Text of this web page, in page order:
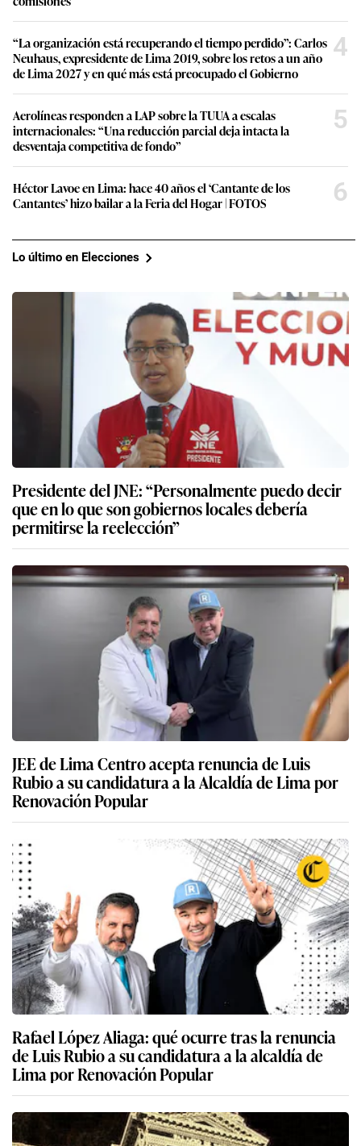
“La organización está recuperando el tiempo perdido”: Carlos
Neuhaus, expresidente de Lima 2019, sobre los retos a un año
de Lima 2027 y en qué más está preocupado el Gobierno
4
Aerolíneas responden a LAP sobre la TUUA a escalas
internacionales: “Una reducción parcial deja intacta la
desventaja competitiva de fondo”
5
Héctor Lavoe en Lima: hace 40 años el ‘Cantante de los
Cantantes’ hizo bailar a la Feria del Hogar | FOTOS
6
Lo último en Elecciones
Presidente del JNE: “Personalmente puedo decir
que en lo que son gobiernos locales debería
permitirse la reelección”
JEE de Lima Centro acepta renuncia de Luis
Rubio a su candidatura a la Alcaldía de Lima por
Renovación Popular
Rafael López Aliaga: qué ocurre tras la renuncia
de Luis Rubio a su candidatura a la alcaldía de
Lima por Renovación Popular